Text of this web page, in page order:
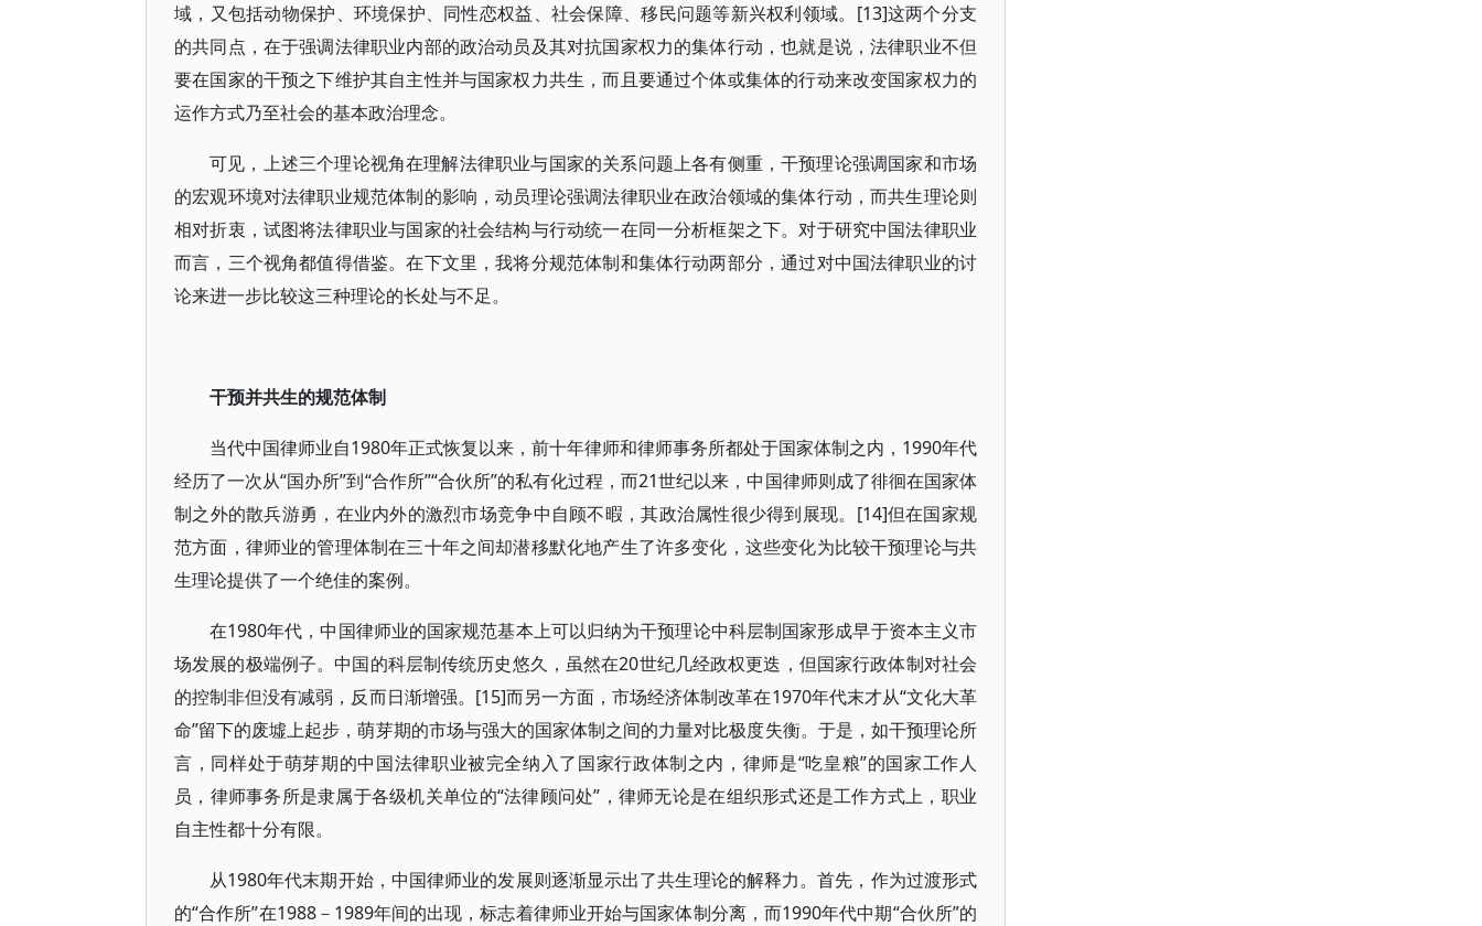
域，又包括动物保护、环境保护、同性恋权益、社会保障、移民问题等新兴权利领域。[13]这两个分支
的共同点，在于强调法律职业内部的政治动员及其对抗国家权力的集体行动，也就是说，法律职业不但
要在国家的干预之下维护其自主性并与国家权力共生，而且要通过个体或集体的行动来改变国家权力的
运作方式乃至社会的基本政治理念。
可见，上述三个理论视角在理解法律职业与国家的关系问题上各有侧重，干预理论强调国家和市场
的宏观环境对法律职业规范体制的影响，动员理论强调法律职业在政治领域的集体行动，而共生理论则
相对折衷，试图将法律职业与国家的社会结构与行动统一在同一分析框架之下。对于研究中国法律职业
而言，三个视角都值得借鉴。在下文里，我将分规范体制和集体行动两部分，通过对中国法律职业的讨
论来进一步比较这三种理论的长处与不足。
干预并共生的规范体制
当代中国律师业自1980年正式恢复以来，前十年律师和律师事务所都处于国家体制之内，1990年代
经历了一次从“国办所”到“合作所”“合伙所”的私有化过程，而21世纪以来，中国律师则成了徘徊在国家体
制之外的散兵游勇，在业内外的激烈市场竞争中自顾不暇，其政治属性很少得到展现。[14]但在国家规
范方面，律师业的管理体制在三十年之间却潜移默化地产生了许多变化，这些变化为比较干预理论与共
生理论提供了一个绝佳的案例。
在1980年代，中国律师业的国家规范基本上可以归纳为干预理论中科层制国家形成早于资本主义市
场发展的极端例子。中国的科层制传统历史悠久，虽然在20世纪几经政权更迭，但国家行政体制对社会
的控制非但没有减弱，反而日渐增强。[15]而另一方面，市场经济体制改革在1970年代末才从“文化大革
命”留下的废墟上起步，萌芽期的市场与强大的国家体制之间的力量对比极度失衡。于是，如干预理论所
言，同样处于萌芽期的中国法律职业被完全纳入了国家行政体制之内，律师是“吃皇粮”的国家工作人
员，律师事务所是隶属于各级机关单位的“法律顾问处”，律师无论是在组织形式还是工作方式上，职业
自主性都十分有限。
从1980年代末期开始，中国律师业的发展则逐渐显示出了共生理论的解释力。首先，作为过渡形式
的“合作所”在1988－1989年间的出现，标志着律师业开始与国家体制分离，而1990年代中期“合伙所”的